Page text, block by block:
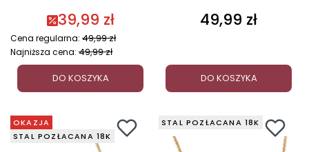
39,99 zł
Cena regularna: 49,99 zł
Najniższa cena: 49,99 zł
DO KOSZYKA
Cena
49,99 zł
DO KOSZYKA
OKAZJA
STAL POZŁACANA 18K
STAL POZŁACANA 18K